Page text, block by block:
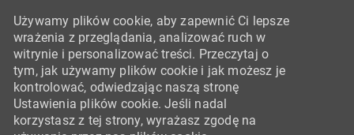
Używamy plików cookie, aby zapewnić Ci lepsze
wrażenia z przeglądania, analizować ruch w
witrynie i personalizować treści. Przeczytaj o
tym, jak używamy plików cookie i jak możesz je
kontrolować, odwiedzając naszą stronę
Ustawienia plików cookie. Jeśli nadal
korzystasz z tej strony, wyrażasz zgodę na